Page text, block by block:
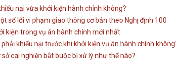
nại vừa khởi kiện hành chính không?
số lỗi vi phạm giao thông cơ bản theo Nghị định 100
kiện trong vụ án hành chính mới nhất
khiếu nại trước khi khởi kiện vụ án hành chính
sở cai nghiện bắt buộc bị xử lý như thế nào?